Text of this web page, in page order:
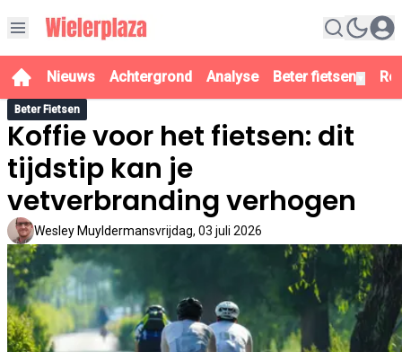
Nieuws Achtergrond Analyse Beter fietsen
Beter Fietsen
Koffie voor het fietsen: dit
tijdstip kan je
vetverbranding verhogen
Wesley Muyldermansvrijdag, 03 juli 2026